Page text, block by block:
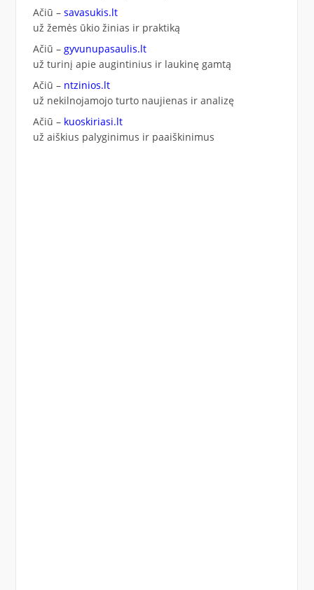
Ačiū – savasukis.lt
už žemės ūkio žinias ir praktiką
Ačiū – gyvunupasaulis.lt
už turinį apie augintinius ir laukinę gamtą
Ačiū – ntzinios.lt
už nekilnojamojo turto naujienas ir analizę
Ačiū – kuoskiriasi.lt
už aiškius palyginimus ir paaiškinimus